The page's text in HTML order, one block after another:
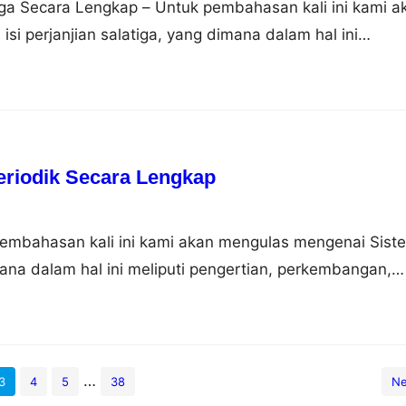
Secara Lengkap – Untuk pembahasan kali ini kami
isi perjanjian salatiga, yang dimana dalam hal ini
belakang, isi dan dampaknya, nah untuk lebih dapat
ulasan selengkapnya dibawah ini. Pengertian
Secara Lengkap
kali ini kami akan mengulas mengenai
dalam hal ini meliputi pengertian, perkembangan,
sifat, gambar dan contoh, nah agar dapat lebih
simak ulasan selengkapnya dibawah ini. Pengertian
3 4 5 … 38